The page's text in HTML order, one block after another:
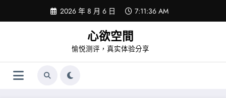
content
2026 年 8 月 6 日 7:11:36 AM
心欲空間
愉悦测评，真实体验分享